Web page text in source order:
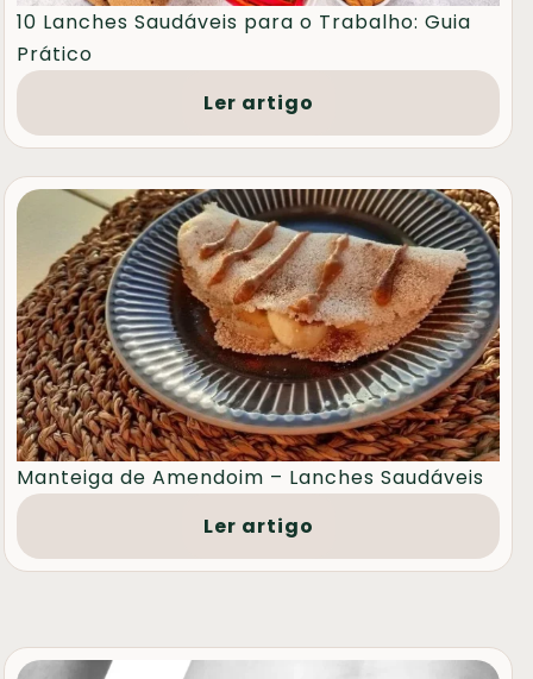
10 Lanches Saudáveis para o Trabalho: Guia
Prático
Ler artigo
Manteiga de Amendoim – Lanches Saudáveis
Ler artigo